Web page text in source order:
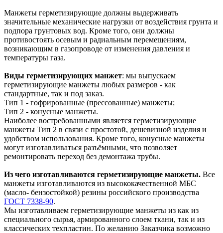
Манжеты герметизирующие должны выдерживать
значительные механические нагрузки от воздействия грунта и
подпора грунтовых вод. Кроме того, они должны
противостоять осевым и радиальным перемещениям,
возникающим в газопроводе от изменения давления и
температуры газа.
Виды герметизирующих манжет: мы выпускаем
герметизирующие манжеты любых размеров - как
стандартные, так и под заказ.
Тип 1 - гофрированные (прессованные) манжеты;
Тип 2 - конусные манжеты.
Наиболее востребованными является герметизирующие
манжеты Тип 2 в связи с простотой, дешевизной изделия и
удобством использования. Кроме того, конусные манжеты
могут изготавливаться разъёмными, что позволяет
ремонтировать переход без демонтажа трубы.
Из чего изготавливаются герметизирующие манжеты. Все
манжеты изготавливаются из высококачественной МБС
(масло- бензостойкой) резины российского производства
ГОСТ 7338-90.
Мы изготавливаем герметизирующие манжеты из как из
специального сырья, армированного слоем ткани, так и из
классических техпластин. По желанию Заказчика возможно